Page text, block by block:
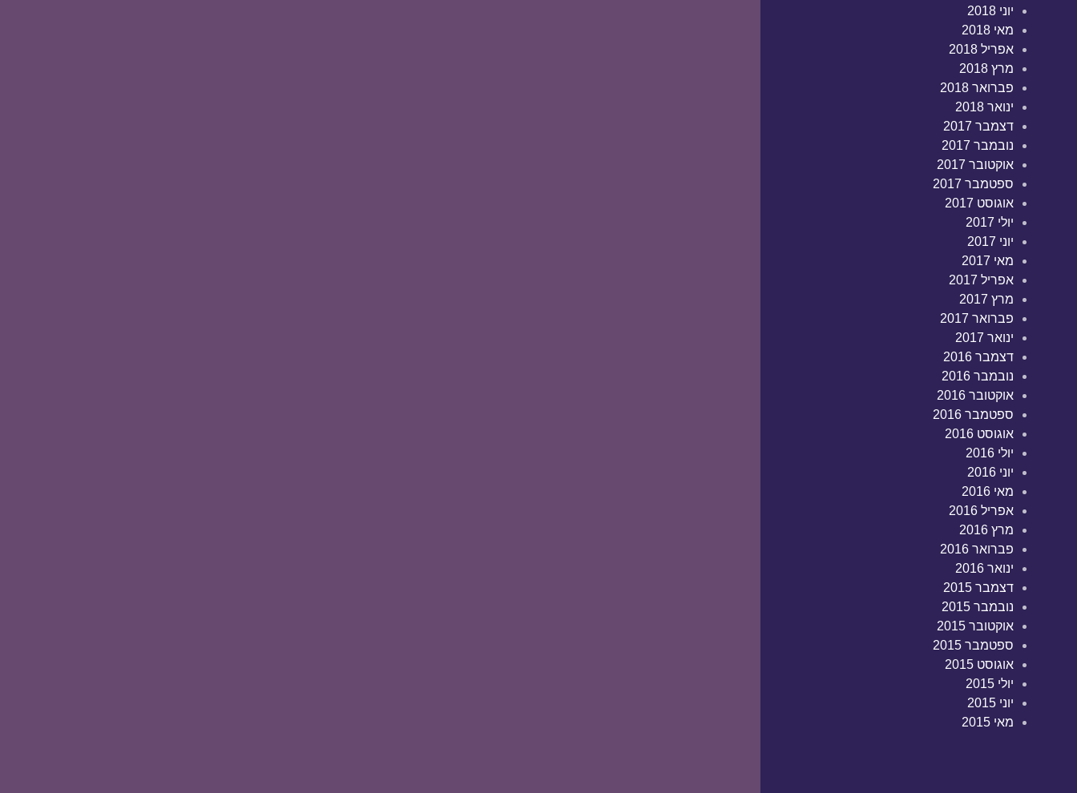
יוני 2018
מאי 2018
אפריל 2018
מרץ 2018
פברואר 2018
ינואר 2018
דצמבר 2017
נובמבר 2017
אוקטובר 2017
ספטמבר 2017
אוגוסט 2017
יולי 2017
יוני 2017
מאי 2017
אפריל 2017
מרץ 2017
פברואר 2017
ינואר 2017
דצמבר 2016
נובמבר 2016
אוקטובר 2016
ספטמבר 2016
אוגוסט 2016
יולי 2016
יוני 2016
מאי 2016
אפריל 2016
מרץ 2016
פברואר 2016
ינואר 2016
דצמבר 2015
נובמבר 2015
אוקטובר 2015
ספטמבר 2015
אוגוסט 2015
יולי 2015
יוני 2015
מאי 2015